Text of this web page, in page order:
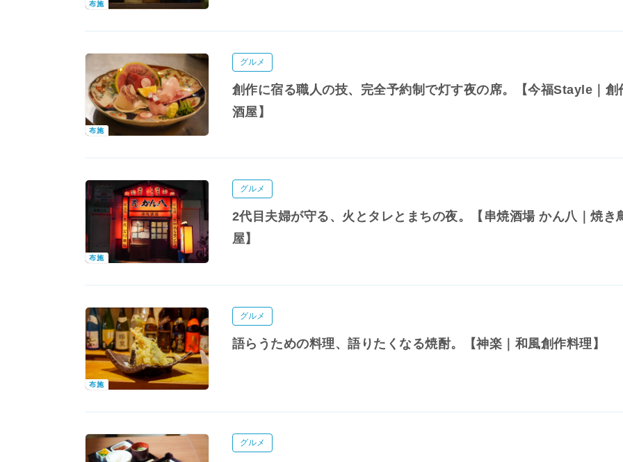
布施
布施
グルメ
創作に宿る職人の技、完全予約制で灯す夜の席。【今福Stayle｜創
酒屋】
布施
グルメ
2代目夫婦が守る、火とタレとまちの夜。【串焼酒場 かん八｜焼き
屋】
布施
グルメ
語らうための料理、語りたくなる焼酎。【神楽｜和風創作料理】
グルメ